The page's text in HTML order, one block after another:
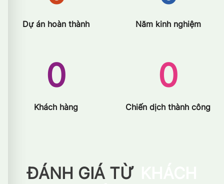
Dự án hoàn thành Năm kinh nghiệm
0
Khách hàng
0
Chiến dịch thành công
ĐÁNH GIÁ TỪ